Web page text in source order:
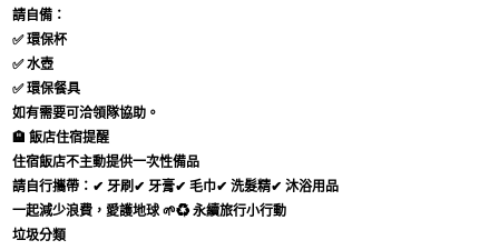
請自備：
✅ 環保杯
✅ 水壺
✅ 環保餐具
如有需要可洽領隊協助。
🏨 飯店住宿提醒
住宿飯店不主動提供一次性備品
請自行攜帶： ✔ 牙刷✔ 牙膏✔ 毛巾✔ 洗髮精✔ 沐浴用品
一起減少浪費，愛護地球 🌱♻️ 永續旅行小行動
垃圾分類